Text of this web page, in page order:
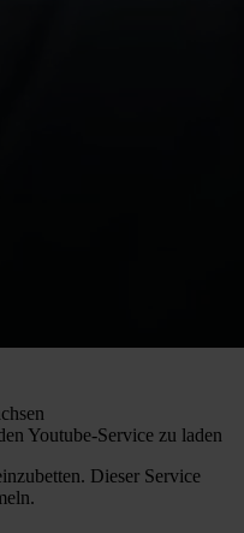
Youtube-Service zu laden
Dieser Service